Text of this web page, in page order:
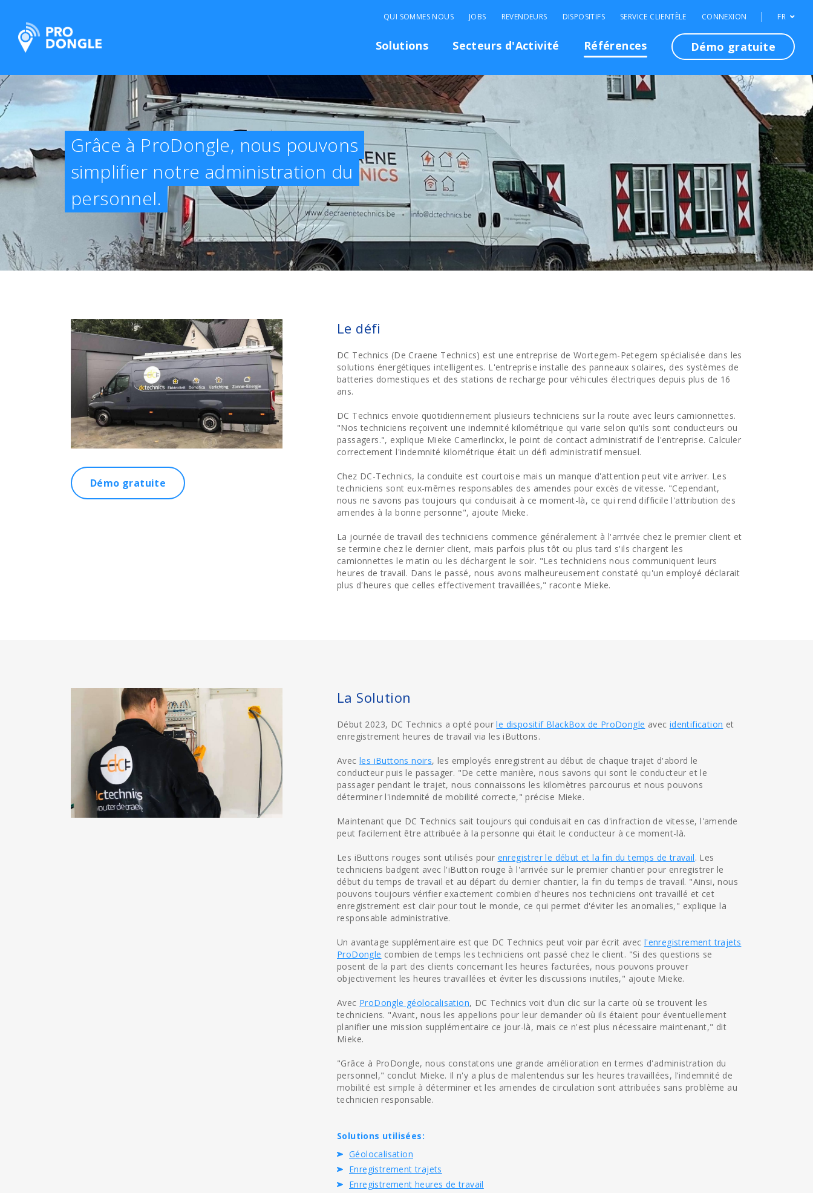
ProDongle Géolocalisation
Solutions Secteurs d'Activité Références Démo gratuite
QUI SOMMES NOUS JOBS REVENDEURS DISPOSITIFS SERVICE CLIENTÈLE CONNEXION FR
Grâce à ProDongle, nous pouvons
simplifier notre administration du
personnel.
Démo gratuite
Le défi
DC Technics (De Craene Technics) est une entreprise de Wortegem-Petegem spécialisée dans les
solutions énergétiques intelligentes. L'entreprise installe des panneaux solaires, des systèmes de
batteries domestiques et des stations de recharge pour véhicules électriques depuis plus de 16
ans.
DC Technics envoie quotidiennement plusieurs techniciens sur la route avec leurs camionnettes.
"Nos techniciens reçoivent une indemnité kilométrique qui varie selon qu'ils sont conducteurs ou
passagers.", explique Mieke Camerlinckx, le point de contact administratif de l'entreprise. Calculer
correctement l'indemnité kilométrique était un défi administratif mensuel.
Chez DC-Technics, la conduite est courtoise mais un manque d'attention peut vite arriver. Les
techniciens sont eux-mêmes responsables des amendes pour excès de vitesse. "Cependant,
nous ne savons pas toujours qui conduisait à ce moment-là, ce qui rend difficile l'attribution des
amendes à la bonne personne", ajoute Mieke.
La journée de travail des techniciens commence généralement à l'arrivée chez le premier client et
se termine chez le dernier client, mais parfois plus tôt ou plus tard s'ils chargent les
camionnettes le matin ou les déchargent le soir. "Les techniciens nous communiquent leurs
heures de travail. Dans le passé, nous avons malheureusement constaté qu'un employé déclarait
plus d'heures que celles effectivement travaillées," raconte Mieke.
La Solution
Début 2023, DC Technics a opté pourle dispositif BlackBox de ProDongle avec identification et
enregistrement heures de travail via les iButtons.
Avec les iButtons noirs, les employés enregistrent au début de chaque trajet d'abord le
conducteur puis le passager. "De cette manière, nous savons qui sont le conducteur et le
passager pendant le trajet, nous connaissons les kilomètres parcourus et nous pouvons
déterminer l'indemnité de mobilité correcte," précise Mieke.
Maintenant que DC Technics sait toujours qui conduisait en cas d'infraction de vitesse, l'amende
peut facilement être attribuée à la personne qui était le conducteur à ce moment-là.
Les iButtons rouges sont utilisés pour enregistrer le début et la fin du temps de travail. Les
techniciens badgent avec l'iButton rouge à l'arrivée sur le premier chantier pour enregistrer le
début du temps de travail et au départ du dernier chantier, la fin du temps de travail. "Ainsi, nous
pouvons toujours vérifier exactement combien d'heures nos techniciens ont travaillé et cet
enregistrement est clair pour tout le monde, ce qui permet d'éviter les anomalies," explique la
responsable administrative.
Un avantage supplémentaire est que DC Technics peut voir par écrit avec l'enregistrement trajets
ProDongle combien de temps les techniciens ont passé chez le client. "Si des questions se
posent de la part des clients concernant les heures facturées, nous pouvons prouver
objectivement les heures travaillées et éviter les discussions inutiles," ajoute Mieke.
Avec ProDongle géolocalisation, DC Technics voit d'un clic sur la carte où se trouvent les
techniciens. "Avant, nous les appelions pour leur demander où ils étaient pour éventuellement
planifier une mission supplémentaire ce jour-là, mais ce n'est plus nécessaire maintenant," dit
Mieke.
"Grâce à ProDongle, nous constatons une grande amélioration en termes d'administration du
personnel," conclut Mieke. Il n'y a plus de malentendus sur les heures travaillées, l'indemnité de
mobilité est simple à déterminer et les amendes de circulation sont attribuées sans problème au
technicien responsable.
Solutions utilisées:
Géolocalisation
Enregistrement trajets
Enregistrement heures de travail